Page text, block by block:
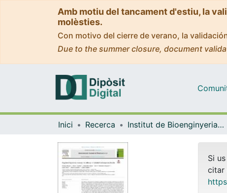
Amb motiu del tancament d'estiu, la
molèsties.
Con motivo del cierre de verano, la
Due to the summer closure, document
Inici Recerca Institut de Bioenginyeria de Catalunya (IBEC)
Si
citar